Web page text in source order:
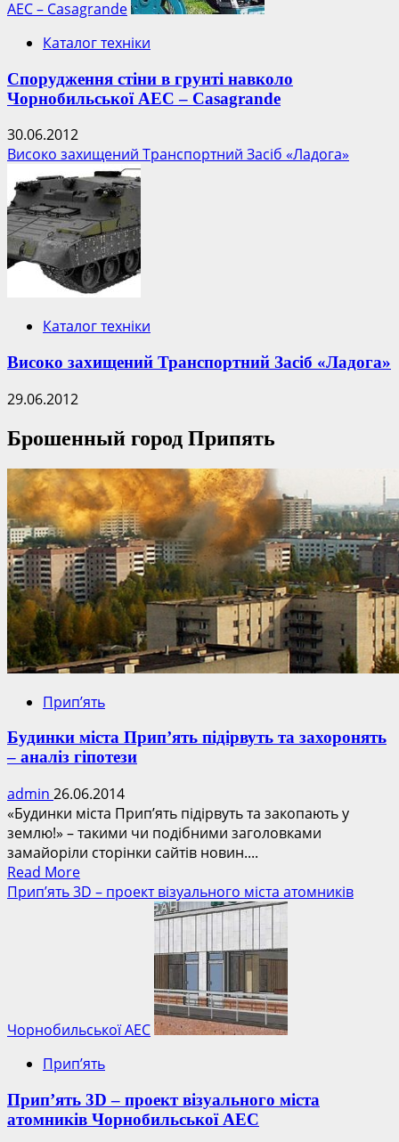
АЕС – Casagrande
Каталог техніки
Спорудження стіни в грунті навколо
Чорнобильської АЕС – Casagrande
30.06.2012
Високо захищений Транспортний Засіб «Ладога»
Каталог техніки
Високо захищений Транспортний Засіб «Ладога»
29.06.2012
Брошенный город Припять
Прип’ять
Будинки міста Прип’ять підірвуть та захоронять
– аналіз гіпотези
admin 26.06.2014
«Будинки міста Прип’ять підірвуть та закопають у
землю!» – такими чи подібними заголовками
замайоріли сторінки сайтів новин....
Read MoreRead
more
захоронять
аналіз
Прип’ять 3D – проект візуального міста атомників
Чорнобильської АЕС
Прип’ять
Прип’ять 3D – проект візуального міста
атомників Чорнобильської АЕС